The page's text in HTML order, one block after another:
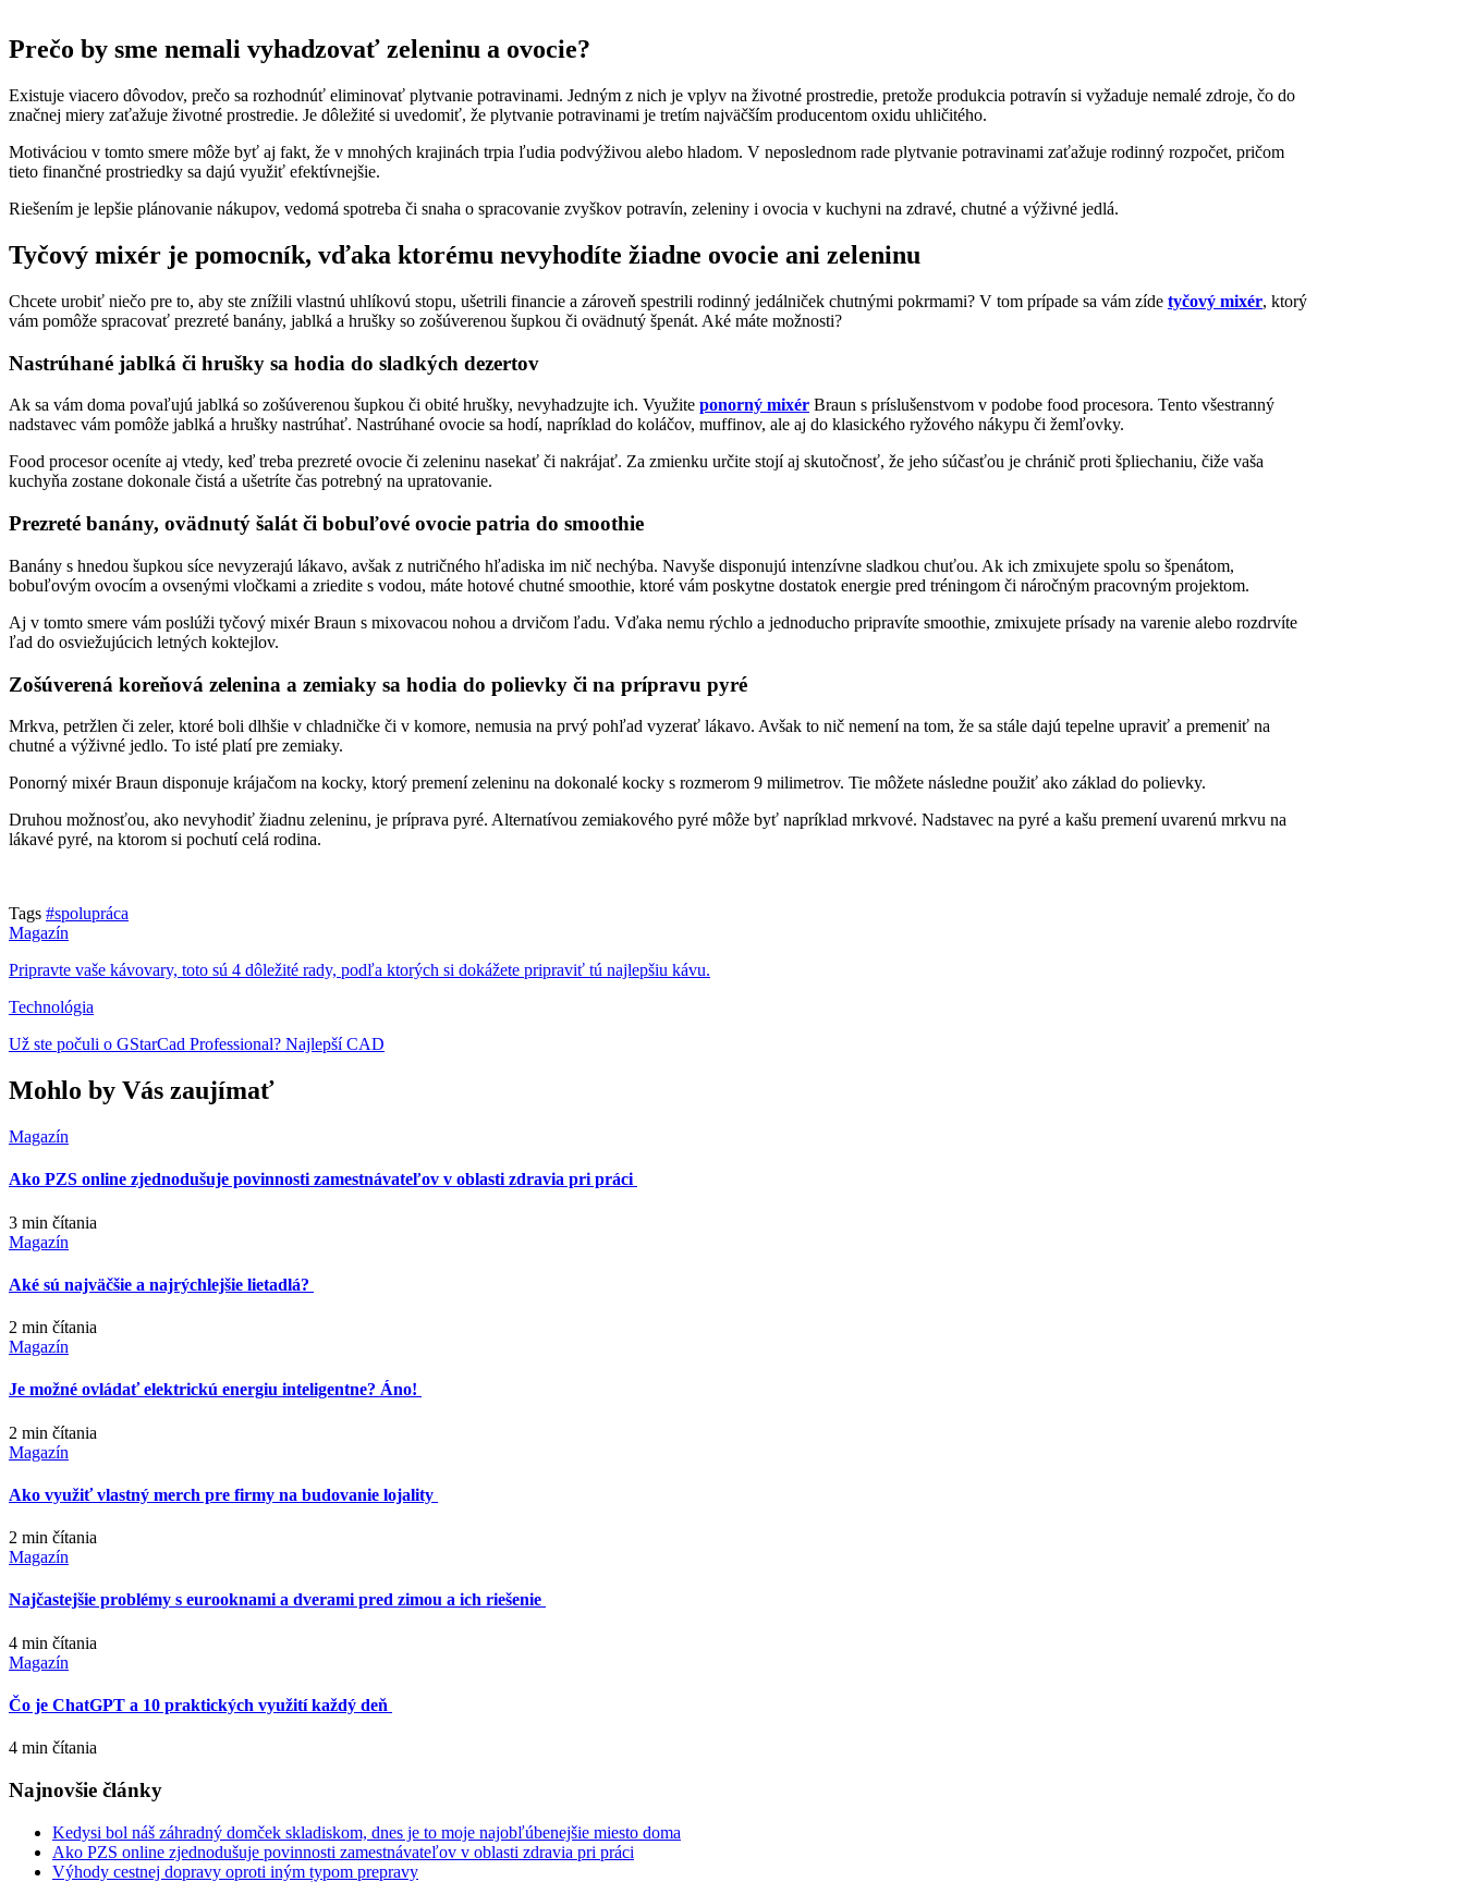
Prečo by sme nemali vyhadzovať zeleninu a ovocie?
Existuje viacero dôvodov, prečo sa rozhodnúť eliminovať plytvanie potravinami. Jedným z nich je vplyv na životné prostredie, pretože produkcia potravín si vyžaduje nemalé zdroje, čo do
značnej miery zaťažuje životné prostredie. Je dôležité si uvedomiť, že plytvanie potravinami je tretím najväčším producentom oxidu uhličitého.
Motiváciou v tomto smere môže byť aj fakt, že v mnohých krajinách trpia ľudia podvýživou alebo hladom. V neposlednom rade plytvanie potravinami zaťažuje rodinný rozpočet, pričom
tieto finančné prostriedky sa dajú využiť efektívnejšie.
Riešením je lepšie plánovanie nákupov, vedomá spotreba či snaha o spracovanie zvyškov potravín, zeleniny i ovocia v kuchyni na zdravé, chutné a výživné jedlá.
Tyčový mixér je pomocník, vďaka ktorému nevyhodíte žiadne ovocie ani zeleninu
Chcete urobiť niečo pre to, aby ste znížili vlastnú uhlíkovú stopu, ušetrili financie a zároveň spestrili rodinný jedálniček chutnými pokrmami? V tom prípade sa vám zíde tyčový mixér, ktorý
vám pomôže spracovať prezreté banány, jablká a hrušky so zošúverenou šupkou či ovädnutý špenát. Aké máte možnosti?
Nastrúhané jablká či hrušky sa hodia do sladkých dezertov
Ak sa vám doma povaľujú jablká so zošúverenou šupkou či obité hrušky, nevyhadzujte ich. Využite ponorný mixér Braun s príslušenstvom v podobe food procesora. Tento všestranný
nadstavec vám pomôže jablká a hrušky nastrúhať. Nastrúhané ovocie sa hodí, napríklad do koláčov, muffinov, ale aj do klasického ryžového nákypu či žemľovky.
Food procesor oceníte aj vtedy, keď treba prezreté ovocie či zeleninu nasekať či nakrájať. Za zmienku určite stojí aj skutočnosť, že jeho súčasťou je chránič proti špliechaniu, čiže vaša
kuchyňa zostane dokonale čistá a ušetríte čas potrebný na upratovanie.
Prezreté banány, ovädnutý šalát či bobuľové ovocie patria do smoothie
Banány s hnedou šupkou síce nevyzerajú lákavo, avšak z nutričného hľadiska im nič nechýba. Navyše disponujú intenzívne sladkou chuťou. Ak ich zmixujete spolu so špenátom,
bobuľovým ovocím a ovsenými vločkami a zriedite s vodou, máte hotové chutné smoothie, ktoré vám poskytne dostatok energie pred tréningom či náročným pracovným projektom.
Aj v tomto smere vám poslúži tyčový mixér Braun s mixovacou nohou a drvičom ľadu. Vďaka nemu rýchlo a jednoducho pripravíte smoothie, zmixujete prísady na varenie alebo rozdrvíte
ľad do osviežujúcich letných koktejlov.
Zošúverená koreňová zelenina a zemiaky sa hodia do polievky či na prípravu pyré
Mrkva, petržlen či zeler, ktoré boli dlhšie v chladničke či v komore, nemusia na prvý pohľad vyzerať lákavo. Avšak to nič nemení na tom, že sa stále dajú tepelne upraviť a premeniť na
chutné a výživné jedlo. To isté platí pre zemiaky.
Ponorný mixér Braun disponuje krájačom na kocky, ktorý premení zeleninu na dokonalé kocky s rozmerom 9 milimetrov. Tie môžete následne použiť ako základ do polievky.
Druhou možnosťou, ako nevyhodiť žiadnu zeleninu, je príprava pyré. Alternatívou zemiakového pyré môže byť napríklad mrkvové. Nadstavec na pyré a kašu premení uvarenú mrkvu na
lákavé pyré, na ktorom si pochutí celá rodina.
Tags #spolupráca
Magazín
Pripravte vaše kávovary, toto sú 4 dôležité rady, podľa ktorých si dokážete pripraviť tú najlepšiu kávu.
Technológia
Už ste počuli o GStarCad Professional? Najlepší CAD
Mohlo by Vás zaujímať
Magazín
Ako PZS online zjednodušuje povinnosti zamestnávateľov v oblasti zdravia pri práci
3 min čítania
Magazín
Aké sú najväčšie a najrýchlejšie lietadlá?
2 min čítania
Magazín
Je možné ovládať elektrickú energiu inteligentne? Áno!
2 min čítania
Magazín
Ako využiť vlastný merch pre firmy na budovanie lojality
2 min čítania
Magazín
Najčastejšie problémy s eurooknami a dverami pred zimou a ich riešenie
4 min čítania
Magazín
Čo je ChatGPT a 10 praktických využití každý deň
4 min čítania
Najnovšie články
Kedysi bol náš záhradný domček skladiskom, dnes je to moje najobľúbenejšie miesto doma
Ako PZS online zjednodušuje povinnosti zamestnávateľov v oblasti zdravia pri práci
Výhody cestnej dopravy oproti iným typom prepravy